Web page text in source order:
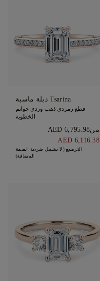
Tsarina دبلة ماسية
قطع زمردي ذهب وردي خواتم
الخطوبة
منAED 6,795.98
AED 6,116.38
الترصيع (لا يشمل ضريبة القيمة
المضافة)